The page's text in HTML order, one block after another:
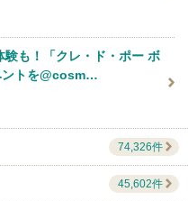
験も！「クレ・ド・ポー ボ
ントを@cosm…
74,326件
45,602件